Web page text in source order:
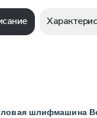
шлифмашина